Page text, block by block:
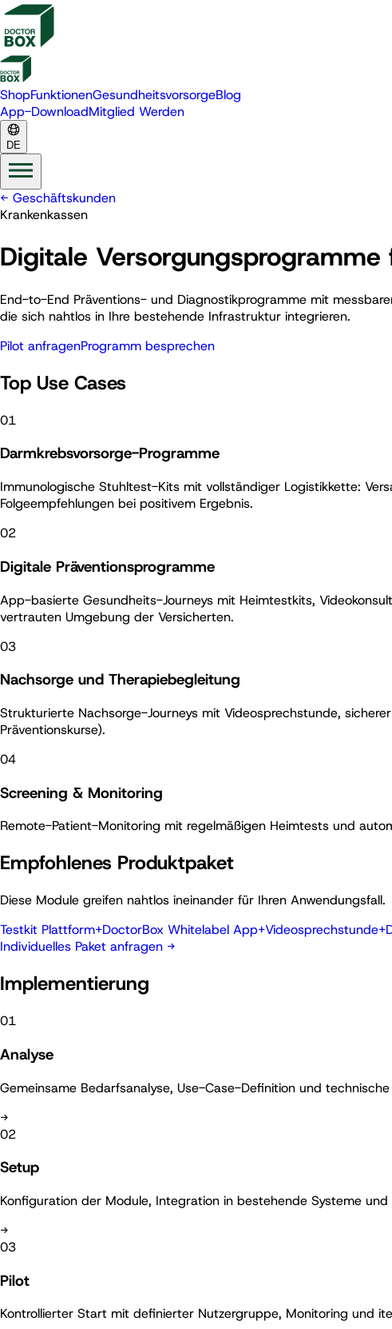
ShopFunktionenGesundheitsvorsorgeBlog
App-DownloadMitglied Werden
DE
← Geschäftskunden
Krankenkassen
Digitale Versorgungsprogramme
End-to-End Präventions- und Diagnostikprogramme mit
die sich nahtlos in Ihre bestehende Infrastruktur integrieren.
Pilot anfragenProgramm besprechen
Top Use Cases
01
Darmkrebsvorsorge-Programme
Immunologische Stuhltest-Kits mit vollständiger Logistikkette:
Folgeempfehlungen bei positivem Ergebnis.
02
Digitale Präventionsprogramme
App-basierte Gesundheits-Journeys mit Heimtestkits,
vertrauten Umgebung der Versicherten.
03
Nachsorge und Therapiebegleitung
Strukturierte Nachsorge-Journeys mit Videosprechstunde,
Präventionskurse).
04
Screening & Monitoring
Remote-Patient-Monitoring mit regelmäßigen Heimtests und
Empfohlenes Produktpaket
Diese Module greifen nahtlos ineinander für Ihren Anwendungsfall.
Testkit Plattform+DoctorBox Whitelabel App+Videosprechstunde+
Individuelles Paket anfragen →
Implementierung
01
Analyse
Gemeinsame Bedarfsanalyse, Use-Case-Definition und
→
02
Setup
Konfiguration der Module, Integration in bestehende Systeme
→
03
Pilot
Kontrollierter Start mit definierter Nutzergruppe, Monitoring und